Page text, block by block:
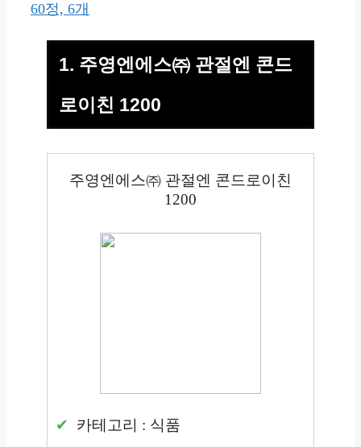
60정, 6개
1. 주영엔에스㈜ 관절엔 콘드
로이친 1200
주영엔에스㈜ 관절엔 콘드로이친
1200
카테고리 : 식품